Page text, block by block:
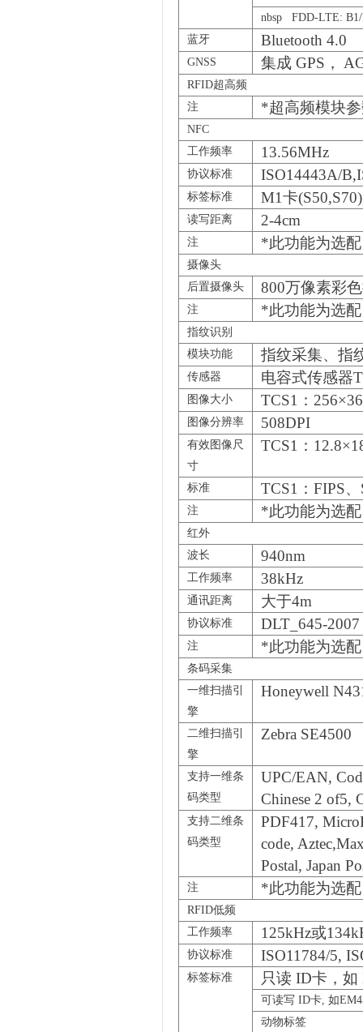
nbsp FDD-LTE:
蓝牙
Bluetooth 4.0
GNSS 集成 GPS ，
RFID超高频
注
*超高频模块
NFC
工作频率
13.56MHz
协议标准 ISO14443A/
标签标准 M1卡
读写距离 2-4cm
注 *此功能为选配
摄像头
后置摄像头
800万像素彩
注 *此功能为选配
指纹识别
模块功能
指纹采集、指
传感器 电容式传感器
图像大小 TCS1 ：
图像分辨率 508DPI
有效图像尺
寸
TCS1 ：
标准 TCS1 ：FIPS
注 *此功能为选配
红外
波长
940nm
工作频率 38kHz
通讯距离 大于4m
协议标准 DLT_645-2007
注 *此功能为选配
条码采集
一维扫描引
擎
Honeywell
二维扫描引
擎
Zebra SE4500
支持一维条
码类型
UPC/EAN,
Chinese 2 of5,
支持二维条
码类型
PDF417,
code,
Postal, Japan
注 *此功能为选配
RFID低频
工作频率
125kHz或
协议标准 ISO11784/5,
标签标准 只读 ID卡，如
可读写 ID卡, 如
动物标签